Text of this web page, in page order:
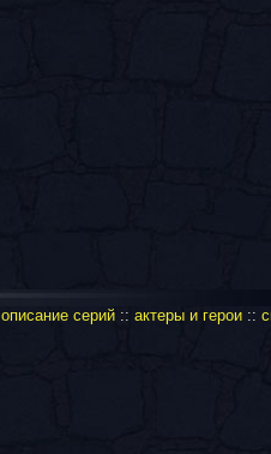
описание серий:: актеры и герои::